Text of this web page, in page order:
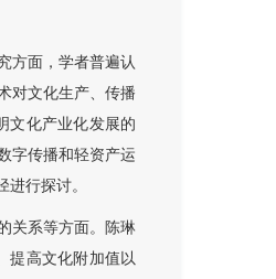
方面，学者普遍认
对文化生产、传播
文化产业化发展的
字传播和轻资产运
行探讨。
关系等方面。陈琳
提高文化附加值以